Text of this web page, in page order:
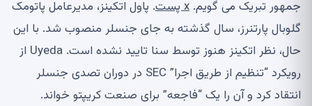
جمهور تبریک می گویم. x پست
. پاول اتکینز، مدیرعامل پاتومک
گلوبال پارتنرز، سال گذشته به جای جنسلر منصوب شد. با این
حال، نظر اتکینز هنوز توسط سنا تایید نشده است. Uyeda از
رویکرد “تنظیم از طریق اجرا” SEC در دوران تصدی جنسلر
انتقاد کرد و آن را یک “فاجعه” برای صنعت کریپتو خواند.